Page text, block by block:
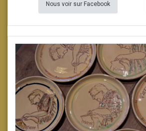
Nous voir sur Facebook